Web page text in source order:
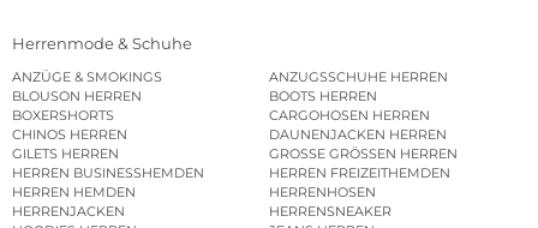
Herrenmode & Schuhe
ANZÜGE & SMOKINGS
ANZUGSSCHUHE HERREN
BLOUSON HERREN
BOOTS HERREN
BOXERSHORTS
CARGOHOSEN HERREN
CHINOS HERREN
DAUNENJACKEN HERREN
GILETS HERREN
GROSSE GRÖSSEN HERREN
HERREN BUSINESSHEMDEN
HERREN FREIZEITHEMDEN
HERREN HEMDEN
HERRENHOSEN
HERRENJACKEN
HERRENSNEAKER